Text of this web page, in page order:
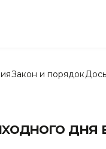
Закон и порядок
дня